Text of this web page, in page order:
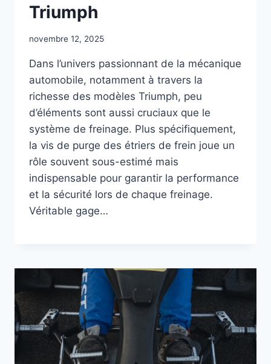
Triumph
novembre 12, 2025
Dans l’univers passionnant de la mécanique
automobile, notamment à travers la
richesse des modèles Triumph, peu
d’éléments sont aussi cruciaux que le
système de freinage. Plus spécifiquement,
la vis de purge des étriers de frein joue un
rôle souvent sous-estimé mais
indispensable pour garantir la performance
et la sécurité lors de chaque freinage.
Véritable gage…